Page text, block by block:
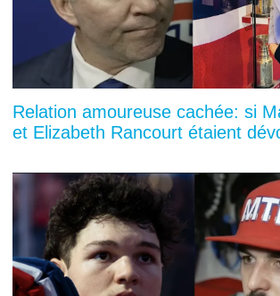
Relation amoureuse cachée: si
et Elizabeth Rancourt étaient